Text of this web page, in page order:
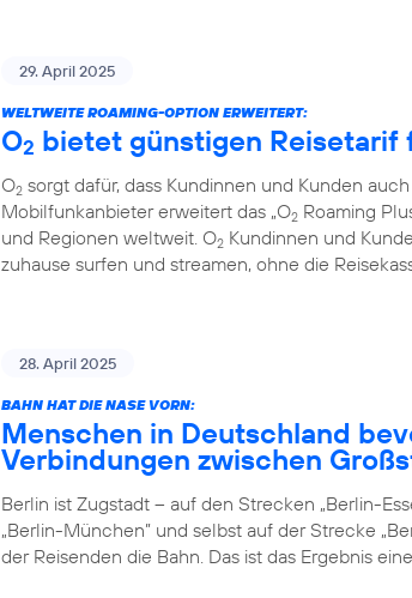
29. April 2025
WELTWEITE ROAMING-OPTION ERWEITERT:
O2 bietet günstigen Reisetarif
O2 sorgt dafür, dass Kundinnen und Kunden
Mobilfunkanbieter erweitert das „O2 Roaming
und Regionen weltweit. O2 Kundinnen und
zuhause surfen und streamen, ohne die
28. April 2025
BAHN HAT DIE NASE VORN:
Menschen in Deutschland
Verbindungen zwischen
Berlin ist Zugstadt – auf den Strecken „Berlin-
„Berlin-München” und selbst auf der Strecke
der Reisenden die Bahn. Das ist das Ergebnis